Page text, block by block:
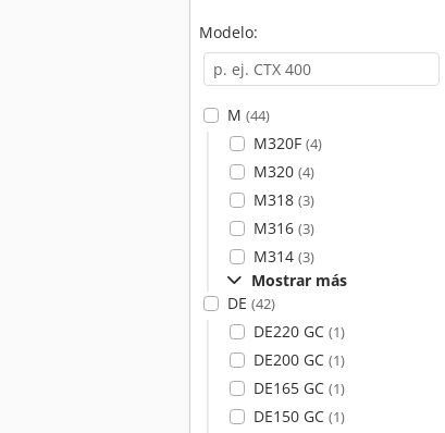
Modelo:
M (44)
M320F (4)
M320 (4)
M318 (3)
M316 (3)
M314 (3)
Mostrar más
DE (42)
DE220 GC (1)
DE200 GC (1)
DE165 GC (1)
DE150 GC (1)